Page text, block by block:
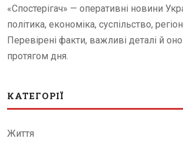
«Спостерігач» — оперативні новини
політика, економіка, суспільство,
Перевірені факти, важливі деталі й
протягом дня.
КАТЕГОРІЇ
Життя